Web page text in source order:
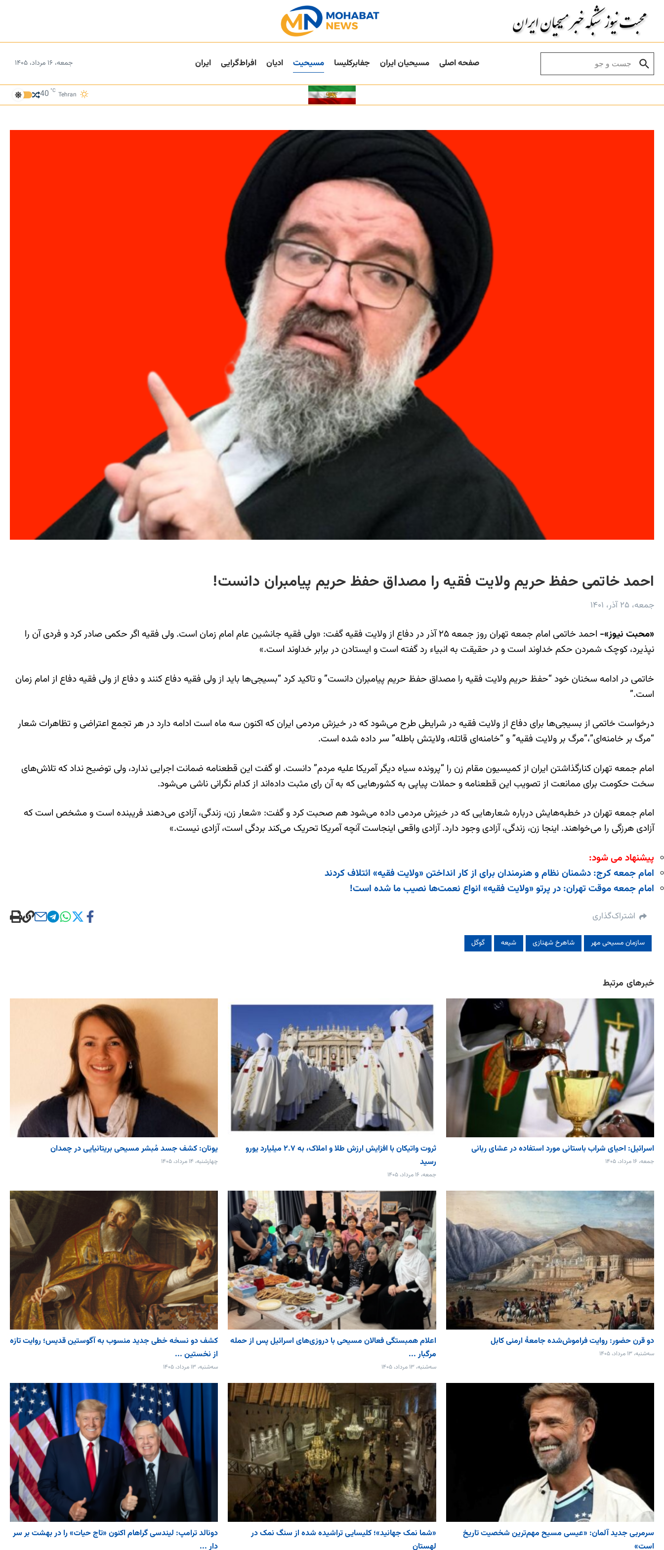
صفحه اصلی مسیحیان ایران جفا‌بر‌کلیسا مسیحیت ادیان افراط‌گرایی ایران جمعه، ۱۶ مرداد، ۱۴۰۵
Tehran
40 °C
احمد خاتمی حفظ حریم ولایت فقیه را مصداق حفظ حریم پیامبران دانست!
جمعه، ۲۵ آذر، ۱۴۰۱
«محبت نیوز»-
احمد خاتمی امام جمعه تهران روز جمعه ۲۵ آذر در دفاع از ولایت فقیه گفت: «ولی فقیه جانشین عام امام زمان است. ولی فقیه اگر حکمی صادر کرد و فردی آن را
نپذیرد، کوچک شمردن حکم خداوند است و در حقیقت به انبیاء رد گفته است و ایستادن در برابر خداوند است.»
خاتمی در ادامه سخنان خود “حفظ حریم ولایت فقیه را مصداق حفظ حریم پیامبران دانست” و تاکید کرد “بسیجی‌ها باید از ولی فقیه دفاع کنند و دفاع از ولی فقیه دفاع از امام زمان
است.”
درخواست خاتمی از بسیجی‌ها برای دفاع از ولایت فقیه در شرایطی طرح می‌شود که در خیزش مردمی ایران که اکنون سه ماه است ادامه دارد در هر تجمع اعتراضی و تظاهرات شعار
“مرگ بر خامنه‌ای”،”مرگ بر ولایت فقیه” و “خامنه‌ای قاتله، ولایتش باطله” سر داده شده است.
امام جمعه تهران کنارگذاشتن ایران از کمیسیون مقام زن را “پرونده سیاه دیگر آمریکا علیه مردم” دانست. او گفت این قطعنامه ضمانت اجرایی ندارد، ولی توضیح نداد که تلاش‌های
سخت حکومت برای ممانعت از تصویب این قطعنامه و حملات پیاپی به کشورهایی که به آن رای مثبت داده‌اند از کدام نگرانی ناشی می‌شود.
امام جمعه تهران در خطبه‌هایش درباره شعارهایی که در خیزش مردمی داده می‌شود هم صحبت کرد و گفت: «شعار زن، زندگی، آزادی می‌دهند فریبنده است و مشخص است که
آزادی هرزگی را می‌خواهند. اینجا زن، زندگی، آزادی وجود دارد. آزادی واقعی اینجاست آنچه آمریکا تحریک می‌کند بردگی است، آزادی نیست.»
پیشنهاد می شود:
امام جمعه کرج: دشمنان نظام و هنرمندان برای از کار انداختن «ولایت فقیه» ائتلاف کردند
امام جمعه موقت تهران: در پرتو «ولایت فقیه» انواع نعمت‌ها نصیب ما شده است!
اشتراک‌گذاری
سازمان مسیحی مهر شاهرخ شهنازی شیعه گوگل
خبرهای مرتبط
اسرائیل: احیای شراب باستانی مورد استفاده در عشای ربانی
جمعه، ۱۶ مرداد، ۱۴۰۵
ثروت واتیکان با افزایش ارزش طلا و املاک، به ۲.۷ میلیارد یورو
رسید
جمعه، ۱۶ مرداد، ۱۴۰۵
یونان: کشف جسد مُبشر مسیحی بریتانیایی در چمدان
چهارشنبه، ۱۴ مرداد، ۱۴۰۵
دو قرن حضور: روایت فراموش‌شده جامعۀ ارمنی کابل
سه‌شنبه، ۱۳ مرداد، ۱۴۰۵
اعلام همبستگی فعالان مسیحی با دروزی‌های اسرائیل پس از حمله
مرگبار ...
سه‌شنبه، ۱۳ مرداد، ۱۴۰۵
کشف دو نسخه خطی جدید منسوب به آگوستین قدیس؛ روایت تازه
از نخستین ...
سه‌شنبه، ۱۳ مرداد، ۱۴۰۵
سرمربی جدید آلمان: «عیسی مسیح مهم‌ترین شخصیت تاریخ
است»
«شما نمک جهانید»؛ کلیسایی تراشیده شده از سنگ نمک در
لهستان
دونالد ترامپ: لیندسی گراهام اکنون «تاج حیات» را در بهشت بر سر
دار ...